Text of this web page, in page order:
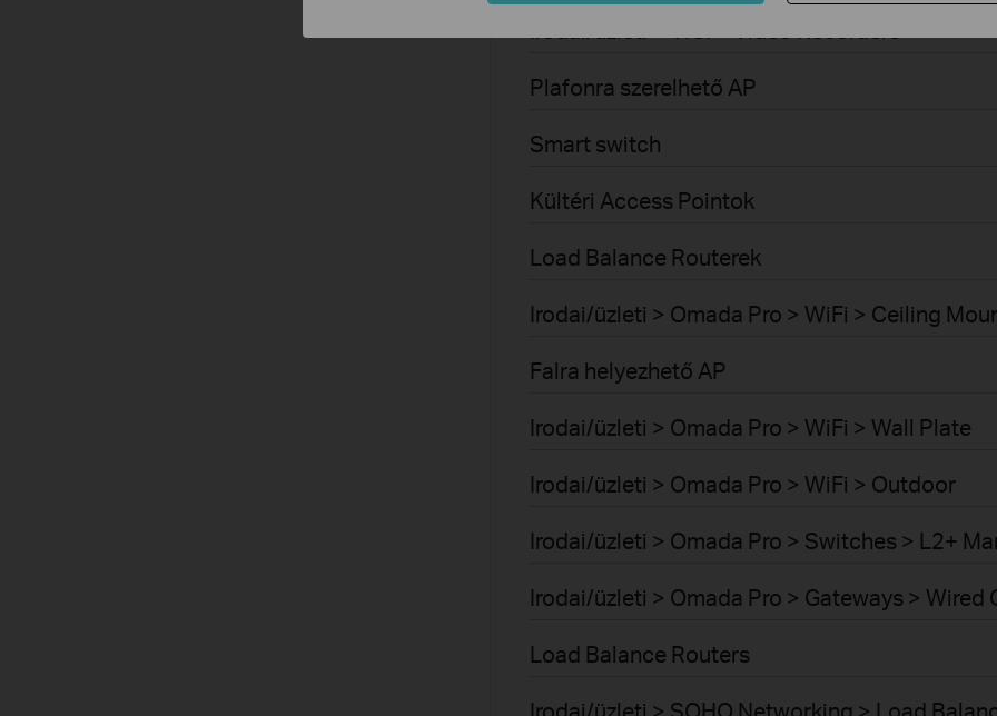
Plafonra szerelhető AP
Smart switch
Kültéri Access Pointok
Load Balance Routerek
Irodai/üzleti > Omada Pro > WiFi > Ceiling
Falra helyezhető AP
Irodai/üzleti > Omada Pro > WiFi > Wall Plate
Irodai/üzleti > Omada Pro > WiFi > Outdoor
Irodai/üzleti > Omada Pro > Switches > L2+
Irodai/üzleti > Omada Pro > Gateways > Wired
Load Balance Routers
Irodai/üzleti > SOHO Networking > Load